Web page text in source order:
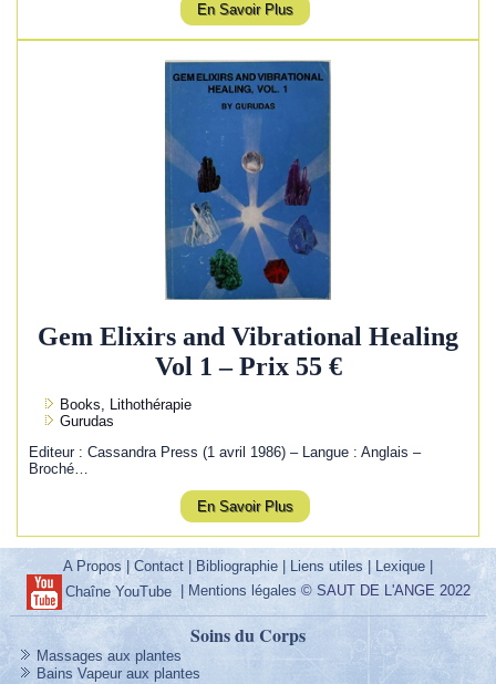
En Savoir Plus
Gem Elixirs and Vibrational Healing
Vol 1 – Prix 55 €
Books, Lithothérapie
Gurudas
Editeur : Cassandra Press (1 avril 1986) – Langue : Anglais –
Broché…
En Savoir Plus
A Propos |Contact | Bibliographie | Liens utiles| Lexique |
Chaîne YouTube| Mentions légales © SAUT DE L'ANGE 2022
Soins du Corps
Massages aux plantes
Bains Vapeur aux plantes